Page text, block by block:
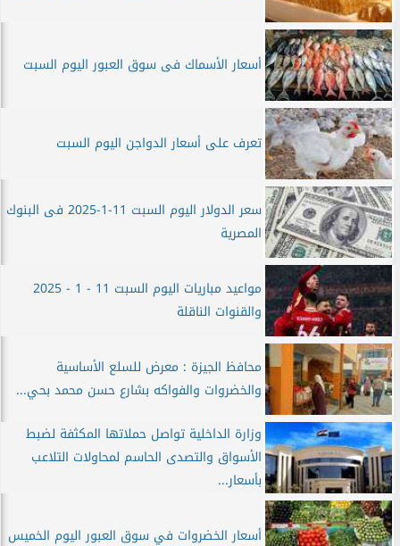
أسعار الأسماك فى سوق العبور اليوم السبت
تعرف على أسعار الدواجن اليوم السبت
سعر الدولار اليوم السبت 11-1-2025 فى البنوك
المصرية
مواعيد مباريات اليوم السبت 11 - 1 - 2025
والقنوات الناقلة
محافظ الجيزة : معرض للسلع الأساسية
والخضروات والفواكه بشارع حسن محمد بحي...
وزارة الداخلية تواصل حملاتها المكثفة لضبط
الأسواق والتصدى الحاسم لمحاولات التلاعب
بأسعار...
أسعار الخضروات في سوق العبور اليوم الخميس